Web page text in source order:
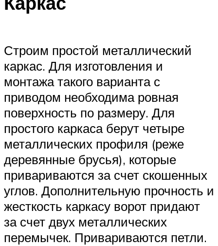
Строим простой металлический
каркас. Для изготовления и
монтажа такого варианта с
приводом необходима ровная
поверхность по размеру. Для
простого каркаса берут четыре
металлических профиля (реже
деревянные брусья), которые
привариваются за счет скошенных
углов. Дополнительную прочность и
жесткость каркасу ворот придают
за счет двух металлических
перемычек. Привариваются петли.